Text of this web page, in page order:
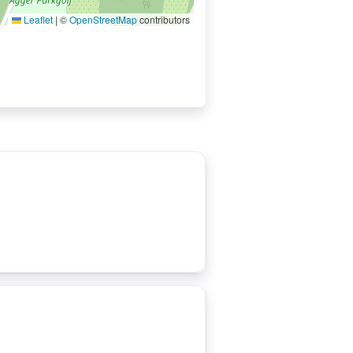
Leaflet | ©OpenStreetMapcontributors